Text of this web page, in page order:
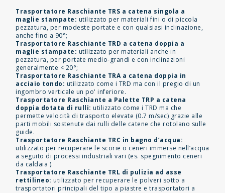
Trasportatore Raschiante TRS a catena singola a
maglie stampate: utilizzato per materiali fini o di piccola
pezzatura, per modeste portate e con qualsiasi inclinazione,
anche fino a 90°;
Trasportatore Raschiante TRD a catena doppia a
maglie stampate: utilizzato per materiali anche in
pezzatura, per portate medio-grandi e con inclinazioni
generalmente < 20°;
Trasportatore Raschiante TRA a catena doppia in
acciaio tondo: utilizzato come i TRD ma con il pregio di un
ingombro verticale un po' inferiore.
Trasportatore Raschiante a Palette TRP a catena
doppia dotata di rulli: utilizzato come i TRD ma che
permette velocità di trasporto elevate (0.7 m/sec) grazie alle
parti mobili sostenute dai rulli delle catene che rotolano sulle
guide.
Trasportatore Raschiante TRC in bagno d’acqua:
utilizzato per recuperare le scorie o ceneri immerse nell’acqua
a seguito di processi industriali vari (es. spegnimento ceneri
da caldaia ).
Trasportatore Raschiante TRL di pulizia ad asse
rettilineo: utilizzato per recuperare le polveri sotto a
trasportatori principali del tipo a piastre e trasportatori a